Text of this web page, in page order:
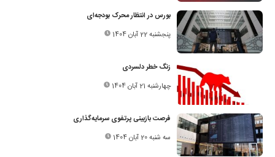
بورس در انتظار محرک بودجه‌ای
پنجشنبه 22 آبان 1404
زنگ خطر دلسردی
چهارشنبه 21 آبان 1404
فرصت بازبینی پرتفوی سرمایه‌گذاری
سه شنبه 20 آبان 1404